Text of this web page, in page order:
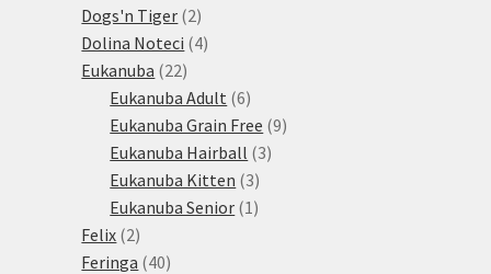
produktů
Dogs'n Tiger 22
produkty
Dolina Noteci 44
Eukanuba 2222
produktů
Eukanuba Adult 66
produktů
Eukanuba Grain Free 99
Eukanuba Hairball 33
Eukanuba Kitten 33
produkty
Eukanuba Senior 1 1
Felix 22
produkty
Feringa 4040